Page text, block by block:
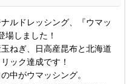
ルドレッシング、『ウマッ
場しました！
ねぎ、日高産昆布と北海道
ック達成です！
中がウマッシング。